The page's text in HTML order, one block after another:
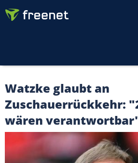
Watzke glaubt an
Zuschauerrückkehr:
wären